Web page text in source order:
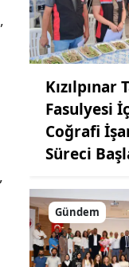
Kızılpınar
Fasulyesi
Coğrafi
Süreci
Gündem